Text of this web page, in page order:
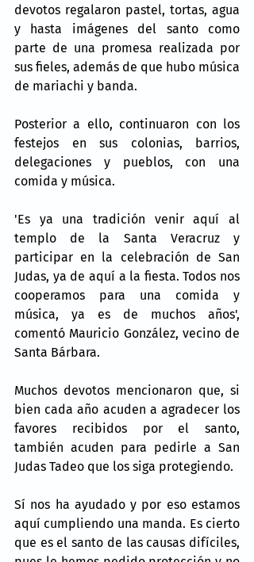
devotos regalaron pastel, tortas, agua
y hasta imágenes del santo como
parte de una promesa realizada por
sus fieles, además de que hubo música
de mariachi y banda.
Posterior a ello, continuaron con los
festejos en sus colonias, barrios,
delegaciones y pueblos, con una
comida y música.
'Es ya una tradición venir aquí al
templo de la Santa Veracruz y
participar en la celebración de San
Judas, ya de aquí a la fiesta. Todos nos
cooperamos para una comida y
música, ya es de muchos años',
comentó Mauricio González, vecino de
Santa Bárbara.
Muchos devotos mencionaron que, si
bien cada año acuden a agradecer los
favores recibidos por el santo,
también acuden para pedirle a San
Judas Tadeo que los siga protegiendo.
Sí nos ha ayudado y por eso estamos
aquí cumpliendo una manda. Es cierto
que es el santo de las causas difíciles,